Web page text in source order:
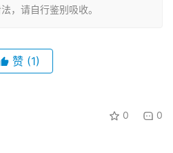
，请自行鉴别吸收。
赞 (1)
0 0